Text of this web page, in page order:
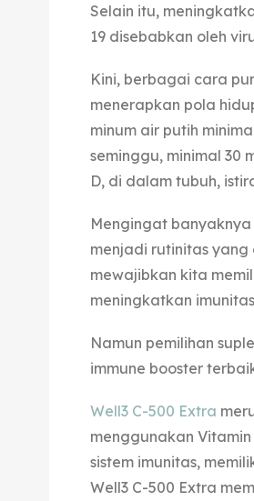
Selain itu,
19 disebabkan oleh
Kini, berbagai cara
menerapkan pola
minum air putih
seminggu, minimal 30
D, di dalam tubuh,
Mengingat banyaknya
menjadi rutinitas
mewajibkan kita
meningkatkan
Namun pemilihan
immune booster
Well3 C-500 Extra
menggunakan
sistem imunitas,
Well3 C-500 Extra